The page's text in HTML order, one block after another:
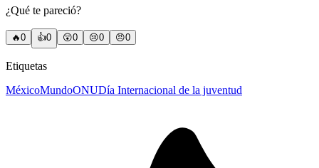
¿Qué te pareció?
🔥0 👍0 😲0 😢0 😠0
Etiquetas
MéxicoMundoONUDía Internacional de la juventud